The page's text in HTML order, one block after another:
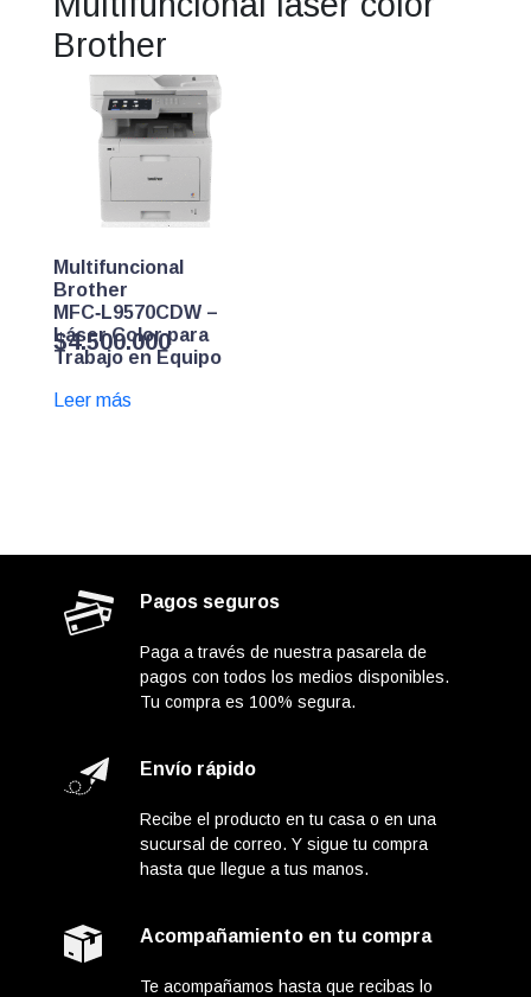
Brother
Multifuncional
Brother
MFC‑L9570CDW –
Láser Color para
Trabajo en Equipo
$4.500.000
Leer más
Pagos seguros
Paga a través de nuestra pasarela de
pagos con todos los medios disponibles.
Tu compra es 100% segura.
Envío rápido
Recibe el producto en tu casa o en una
sucursal de correo. Y sigue tu compra
hasta que llegue a tus manos.
Acompañamiento en tu compra
Te acompañamos hasta que recibas lo